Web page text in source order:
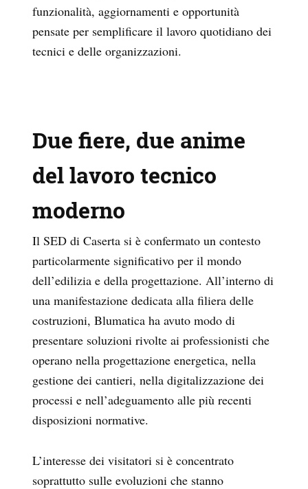
funzionalità, aggiornamenti e opportunità
pensate per semplificare il lavoro quotidiano dei
tecnici e delle organizzazioni.
Due fiere, due anime
del lavoro tecnico
moderno
Il SED di Caserta si è confermato un contesto
particolarmente significativo per il mondo
dell’edilizia e della progettazione. All’interno di
una manifestazione dedicata alla filiera delle
costruzioni, Blumatica ha avuto modo di
presentare soluzioni rivolte ai professionisti che
operano nella progettazione energetica, nella
gestione dei cantieri, nella digitalizzazione dei
processi e nell’adeguamento alle più recenti
disposizioni normative.
L’interesse dei visitatori si è concentrato
soprattutto sulle evoluzioni che stanno